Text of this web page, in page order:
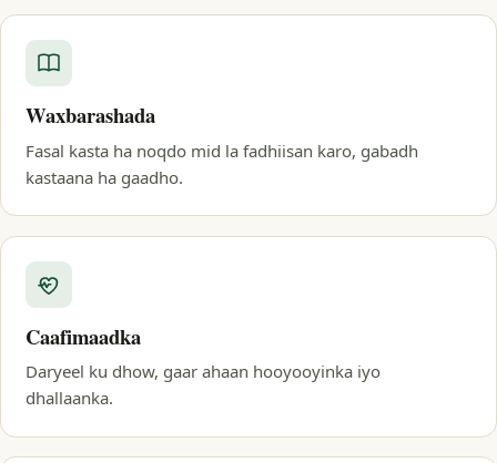
Waxbarashada
Fasal kasta ha noqdo mid la fadhiisan karo, gabadh
kastaana ha gaadho.
Caafimaadka
Daryeel ku dhow, gaar ahaan hooyooyinka iyo
dhallaanka.